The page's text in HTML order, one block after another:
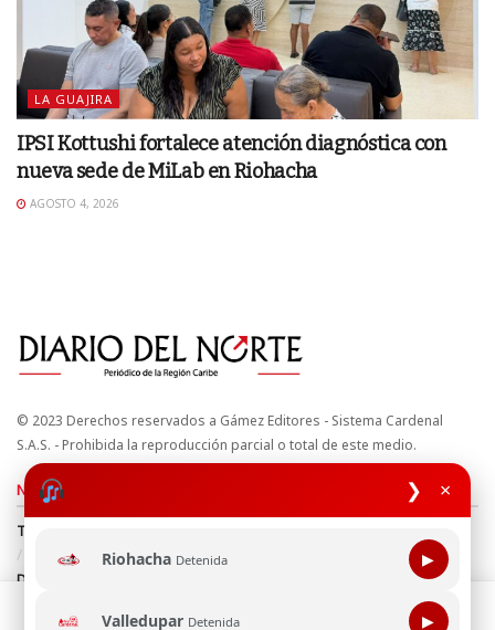
❯ ×
Riohacha Detenida ▶
Valledupar Detenida ▶
LA GUAJIRA
IPSI Kottushi fortalece atención diagnóstica con
nueva sede de MiLab en Riohacha
AGOSTO 4, 2026
© 2023 Derechos reservados a Gámez Editores - Sistema Cardenal
S.A.S. - Prohibida la reproducción parcial o total de este medio.
Nuestros sitios
Términos y Condiciones
Política de uso de cookies
Política de Tratamiento de Datos
Directrices Editoriales
Esta página web usa cookie para mejorar tu experiencia de